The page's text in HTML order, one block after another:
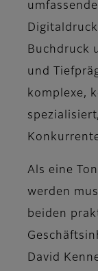
Buchdruck
und
komplexe,
Als eine
werden
beiden
David